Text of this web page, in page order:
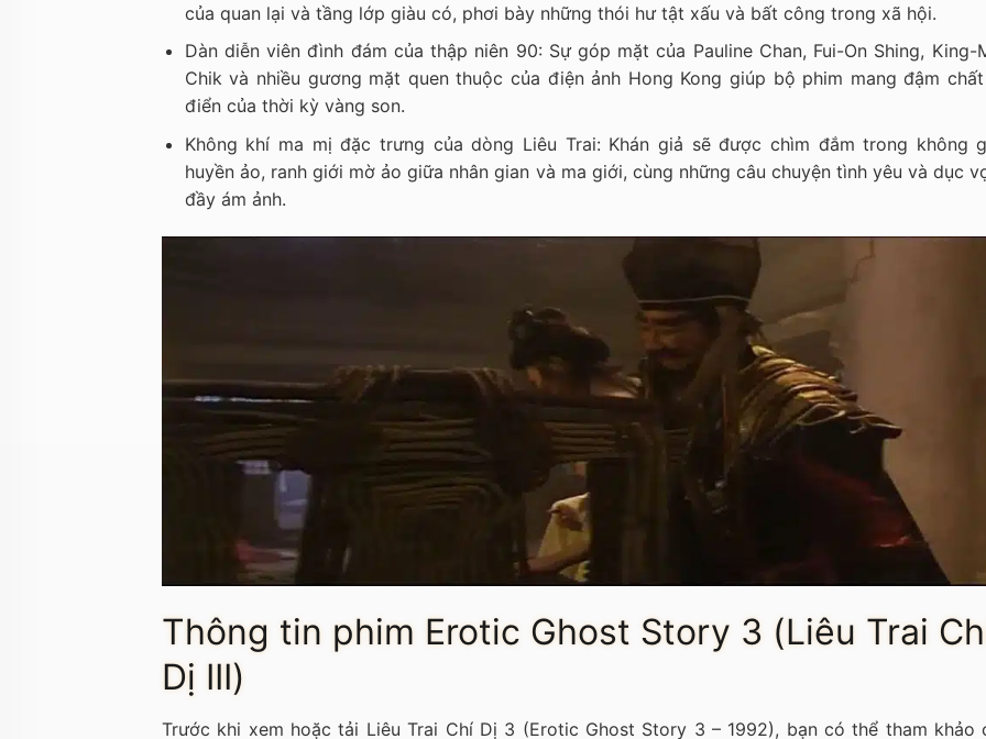
của quan lại và tầng lớp giàu có, phơi bày những thói hư tật xấu và bất công trong xã hội.
Dàn diễn viên đình đám của thập niên 90: Sự góp mặt của Pauline Chan, Fui-On Shing, King-
Chik và nhiều gương mặt quen thuộc của điện ảnh Hong Kong giúp bộ phim mang đậm
điển của thời kỳ vàng son.
Không khí ma mị đặc trưng của dòng Liêu Trai: Khán giả sẽ được chìm đắm trong không
huyền ảo, ranh giới mờ ảo giữa nhân gian và ma giới, cùng những câu chuyện tình yêu và dục
đầy ám ảnh.
Thông tin phim Erotic Ghost Story 3 (Liêu Trai
Dị III)
Trước khi xem hoặc tải Liêu Trai Chí Dị 3 (Erotic Ghost Story 3 – 1992), bạn có thể tham khảo